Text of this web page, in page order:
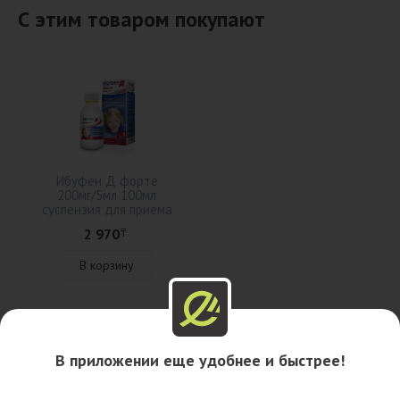
С этим товаром покупают
2 970₸
В корзину
В приложении еще удобнее и быстрее!